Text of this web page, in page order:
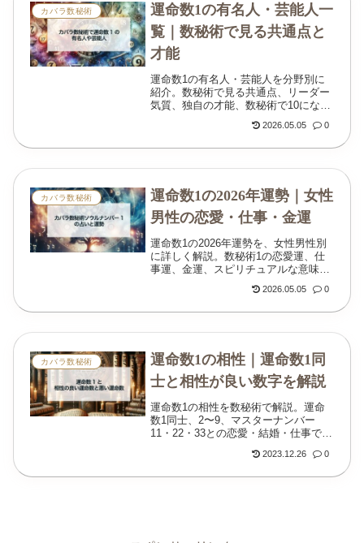
カバラ数秘術
運命数1の有名人・芸能人一
覧｜数秘術で見る共通点と
才能
運命数1の有名人・芸能人を分野別に
紹介。数秘術で見る共通点、リーダー
気質、独自の才能、数秘術で10になる
2026.05.05 0
カバラ数秘術
運命数1の2026年運勢｜女性
男性の恋愛・仕事・金運
運命数1の2026年運勢を、女性男性別
に詳しく解説。数秘術1の恋愛運、仕
事運、金運、スピリチュアルな意味、
開運アクションまで紹介します。
2026.05.05 0
カバラ数秘術
運命数1の相性｜運命数1同
士と相性が良い数字を解説
運命数1の相性を数秘術で解説。運命
数1同士、2〜9、マスターナンバー
11・22・33との恋愛・結婚・仕事での
2023.12.26 0